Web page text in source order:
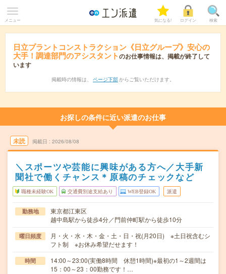
メニュー 気になる! ログイン 検索
日立プラントコンストラクション《日立グループ》安心の
大手！調達部門のアシスタントのお仕事情報は、掲載が終了して
います
掲載時の情報は、 ページ下部 からご覧いただけます。
お探しの条件に近い派遣のお仕事
未読 掲載日 2026/08/08
＼スポーツや芸能に興味がある方へ／大手新
聞社で働くチャンス＊原稿のチェックなど
職種未経験OK 交通費別途支給あり WEB登録OK 派遣
勤務地
東京都江東区
越中島駅から徒歩4分／門前仲町駅から徒歩10分
曜日頻度
月・火・水・木・金・土・日・祝(月20日) ※土日祝含むシ
フト制 ※お休み希望だせます！
時間
14:00～23:00(実働8時間 休憩1時間)※最初の1～2週間は
15：00～23：00勤務です！…